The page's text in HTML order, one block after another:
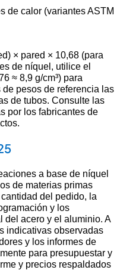
de calor (variantes ASTM
× pared × 10,68 (para
de níquel, utilice el
≈ 8,9 g/cm³) para
pesos de referencia las
de tubos. Consulte las
por los fabricantes de
a base de níquel
de materias primas
del pedido, la
y los
del acero y el aluminio. A
indicativas observadas
y los informes de
para presupuestar y
y precios respaldados